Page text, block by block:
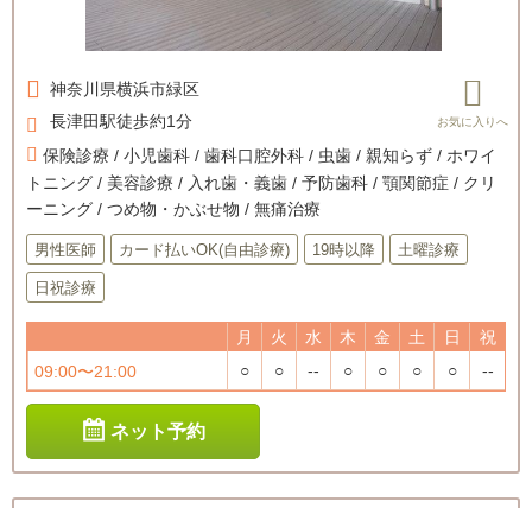
神奈川県横浜市緑区
長津田駅徒歩約1分
保険診療 / 小児歯科 / 歯科口腔外科 / 虫歯 / 親知らず / ホワイ
トニング / 美容診療 / 入れ歯・義歯 / 予防歯科 / 顎関節症 / クリ
ーニング / つめ物・かぶせ物 / 無痛治療
男性医師 カード払いOK(自由診療) 19時以降 土曜診療
日祝診療
月 火 水 木 金 土 日
祝
09:00〜21:00
○ ○ -- ○ ○ ○ ○ --
ネット予約